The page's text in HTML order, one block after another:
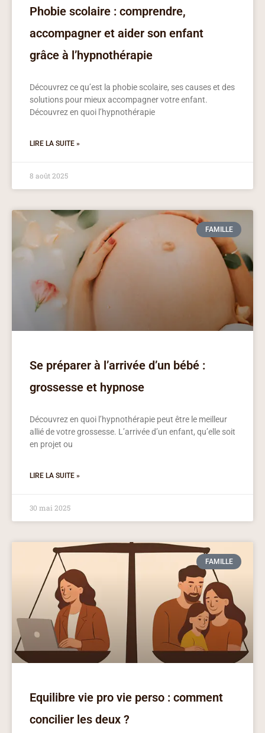
Phobie scolaire : comprendre,
accompagner et aider son enfant
grâce à l’hypnothérapie
Découvrez ce qu’est la phobie scolaire, ses causes et des
solutions pour mieux accompagner votre enfant.
Découvrez en quoi l’hypnothérapie
LIRE LA SUITE »
8 août 2025
FAMILLE
Se préparer à l’arrivée d’un bébé :
grossesse et hypnose
Découvrez en quoi l’hypnothérapie peut être le meilleur
allié de votre grossesse. L’arrivée d’un enfant, qu’elle soit
en projet ou
LIRE LA SUITE »
30 mai 2025
FAMILLE
Equilibre vie pro vie perso : comment
concilier les deux ?